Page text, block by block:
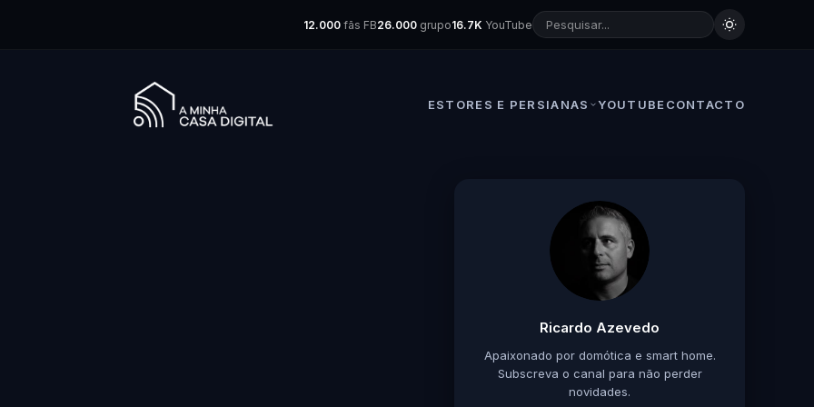
12.000 fãs FB26.000 grupo16.7K YouTube
ESTORES E PERSIANAS YOUTUBE CONTACTO
Ricardo Azevedo
Apaixonado por domótica e smart home.
Subscreva o canal para não perder
novidades.